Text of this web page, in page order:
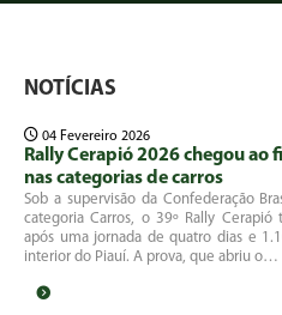
NOTÍCIAS
04 Fevereiro 2026
Rally Cerapió 2026 chegou ao
nas categorias de carros
Sob a supervisão da Confederação
categoria Carros, o 39º Rally
após uma jornada de quatro dias e
interior do Piauí. A prova, que abriu o…